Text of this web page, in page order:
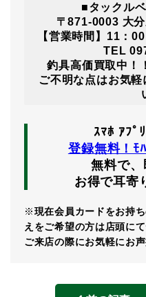
■タックル
〒871-0003 大
【営業時間】11：
TEL
釣具高価買取中！
ご不明な点はお気
ｽﾏﾎ ｱﾌﾟ
登録無料！ﾓ
無料で、
お得で耳寄
※現在会員カードをお持
えをご希望の方は店頭に
ご来店の際にお気軽にお